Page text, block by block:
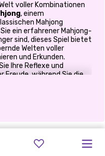
voller Kombinationen
, einem
Mahjong
ein erfahrener Mahjong-
sind, dieses Spiel bietet
Welten voller
und Erkunden.
Ihre Reflexe und
Freude, während Sie die
mit auf eine
Levels, in denen
MÄDCHEN
PRINZESSIN